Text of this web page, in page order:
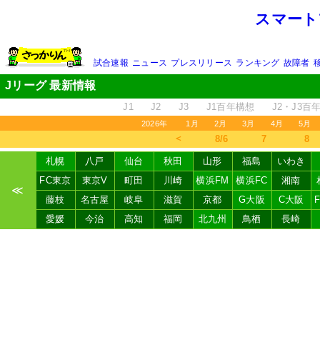
スマー
試合速報 ニュース プレスリリース ランキング 故障者
Jリーグ 最新情報
J1 J2 J3 J1百年構想 J2・J3百
2026年 1月 2月 3月 4月 5月
＜ 8/6 7 8
≪
札幌 八戸 仙台 秋田 山形 福島
いわき
FC東京
東京V 町田 川崎 横浜FM 横浜FC 湘南
藤枝
名古屋 岐阜 滋賀 京都 G大阪 C大阪
愛媛
今治 高知 福岡 北九州 鳥栖 長崎